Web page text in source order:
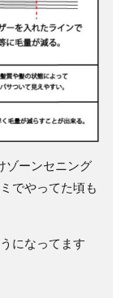
ゾーンセニング
でやってた頃も
になってます